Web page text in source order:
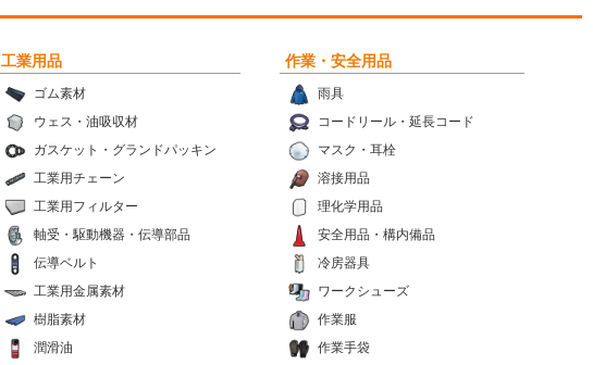
工業用品
ゴム素材
ウェス・油吸収材
ガスケット・グランドパッキン
工業用チェーン
工業用フィルター
軸受・駆動機器・伝導部品
伝導ベルト
工業用金属素材
樹脂素材
潤滑油
作業・安全用品
雨具
コードリール・延長コード
マスク・耳栓
溶接用品
理化学用品
安全用品・構内備品
冷房器具
ワークシューズ
作業服
作業手袋